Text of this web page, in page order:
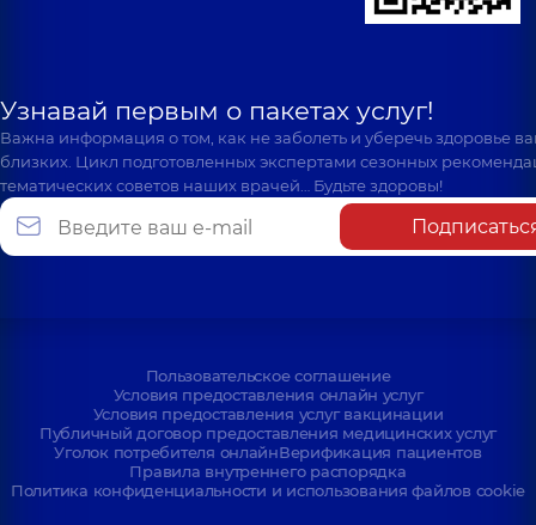
Узнавай первым о пакетах услуг!
Важна информация о том, как не заболеть и уберечь здоровье
близких. Цикл подготовленных экспертами сезонных
тематических советов наших врачей… Будьте здоровы!
Пользовательское соглашение
Условия предоставления онлайн услуг
Условия предоставления услуг вакцинации
Публичный договор предоставления медицинских услуг
Уголок потребителя онлайнВерификация пациентов
Правила внутреннего распорядка
Политика конфиденциальности и использования файлов cookie